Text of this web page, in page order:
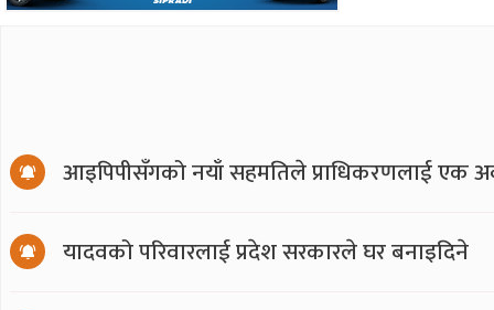
आइपिपीसँगको नयाँ सहमतिले प्राधिकरणलाई एक
यादवको परिवारलाई प्रदेश सरकारले घर बनाइदिने